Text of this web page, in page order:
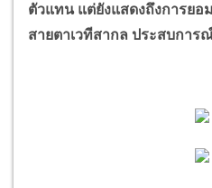
ตัวแทน แต่ยังแสดงถึงการยอ
สายตาเวทีสากล ประสบการ